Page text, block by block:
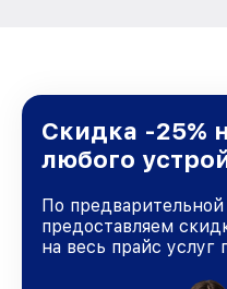
Скидка -25%
любого
По предварительной
предоставляем
на весь прайс услуг